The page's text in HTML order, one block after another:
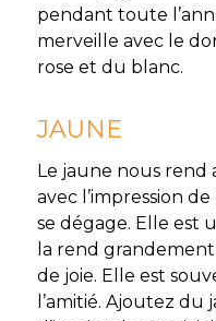
pendant toute
merveille avec le
rose et du blanc.
JAUNE
Le jaune nous
avec l’impression
se dégage. Elle est
la rend
de joie. Elle est
l’amitié. Ajoutez